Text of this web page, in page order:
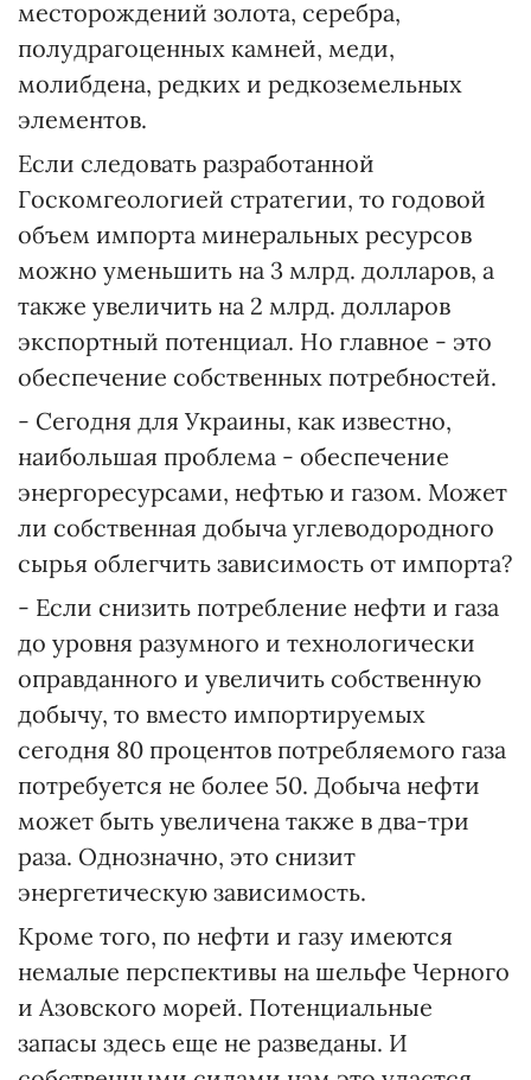
месторождений золота, серебра,
полудрагоценных камней, меди,
молибдена, редких и редкоземельных
элементов.
Если следовать разработанной
Госкомгеологией стратегии, то годовой
объем импорта минеральных ресурсов
можно уменьшить на 3 млрд. долларов, а
также увеличить на 2 млрд. долларов
экспортный потенциал. Но главное - это
обеспечение собственных потребностей.
- Сегодня для Украины, как известно,
наибольшая проблема - обеспечение
энергоресурсами, нефтью и газом. Может
ли собственная добыча углеводородного
сырья облегчить зависимость от импорта?
- Если снизить потребление нефти и газа
до уровня разумного и технологически
оправданного и увеличить собственную
добычу, то вместо импортируемых
сегодня 80 процентов потребляемого газа
потребуется не более 50. Добыча нефти
может быть увеличена также в два-три
раза. Однозначно, это снизит
энергетическую зависимость.
Кроме того, по нефти и газу имеются
немалые перспективы на шельфе Черного
и Азовского морей. Потенциальные
запасы здесь еще не разведаны. И